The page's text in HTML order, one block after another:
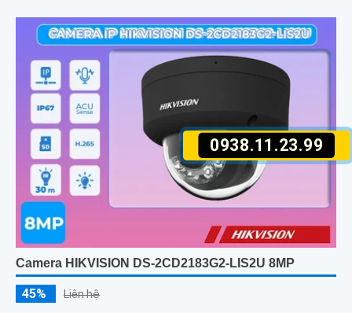
0938.11.23.99
Camera HIKVISION DS-2CD2183G2-LIS2U 8MP
45% Liên hệ